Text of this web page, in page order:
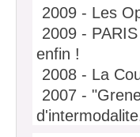
Cuvillier Ã la
2014 -
2014 -
2014 - Le
2014 -
DÃ©cryptage
l'Unesco?
2010 - Canal
2010 - Ã€
du passage
2009 - Les
2009 -
enfin !
2008 - La
2007 -